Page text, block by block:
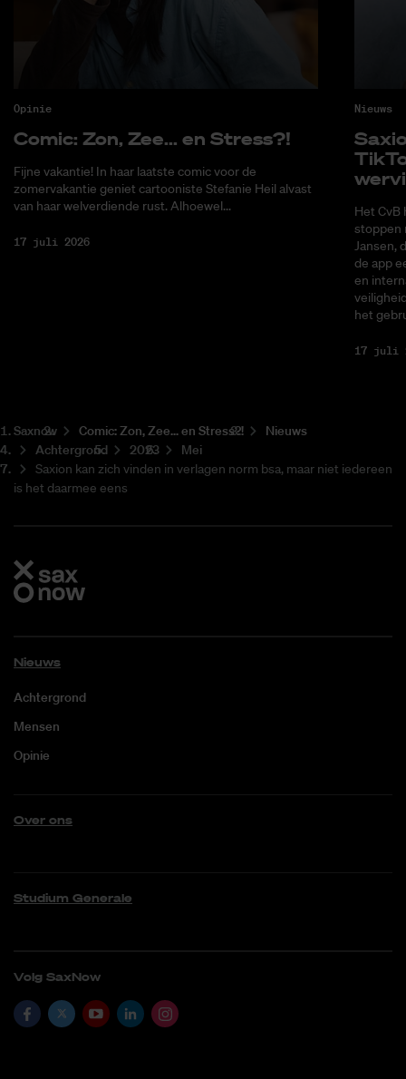
Opinie
Co­mic: Zon, Zee... en Stress?!
Fijne vakantie! In haar laatste comic voor de
zomervakantie geniet cartooniste Stefanie Heil alvast
van haar welverdiende rust. Alhoewel...
17 juli 2026
Nieuws
Het CvB
stoppen
Jansen,
de app
en
het
17 juli
Saxnow Co­mic: Zon, Zee... en Stress?!
Nieuws
Achtergrond
2023
Mei
Saxion kan zich vinden in verlagen norm bsa, maar niet iedereen
is het daarmee eens
Nieuws
Achtergrond
Mensen
Opinie
Over ons
Studium Generale
Volg SaxNow